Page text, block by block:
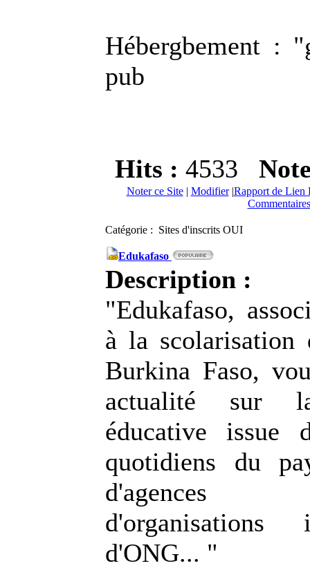
Hébergbement :
pub
Hits : 4533
Noter ce Site| Modifier|Rapport de Lien
Catégorie : Sites d'inscrits OUI
Edukafaso
Description :
"Edukafaso,
à la scolarisation
Burkina Faso,
actualité sur
éducative issue
quotidiens du
d'agences
d'organisations
d'ONG... "